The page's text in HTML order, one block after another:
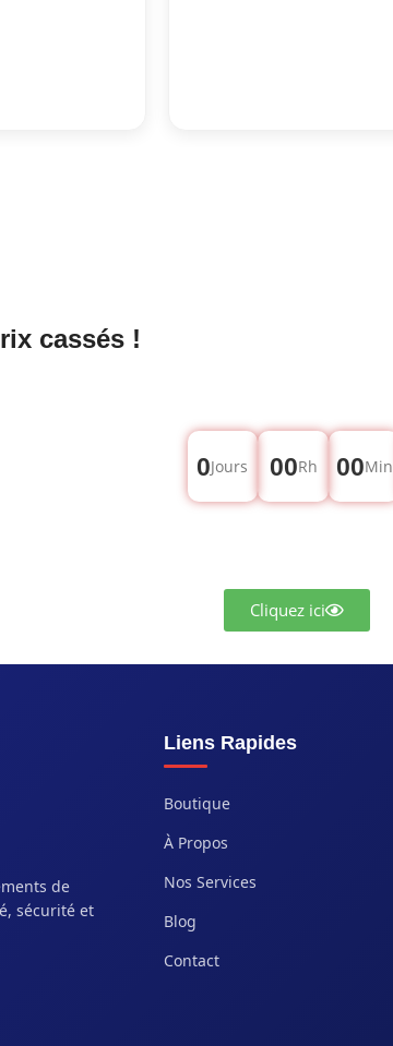
cassés !
0Jours 00Rh 00Min
Cliquez ici
de
sécurité et
Liens Rapides
Boutique
À Propos
Nos Services
Blog
Contact